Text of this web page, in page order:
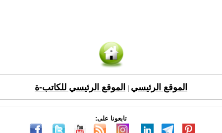
الموقع الرئيسي الموقع الرئيسي للكاتب-ة
تابعونا على: